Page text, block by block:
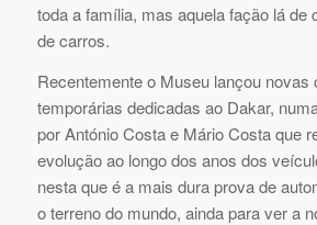
toda a família, mas aquela fação lá de
de carros.
Recentemente o Museu lançou novas
temporárias dedicadas ao Dakar,
por António Costa e Mário Costa que
evolução ao longo dos anos dos
nesta que é a mais dura prova de
o terreno do mundo, ainda para ver a